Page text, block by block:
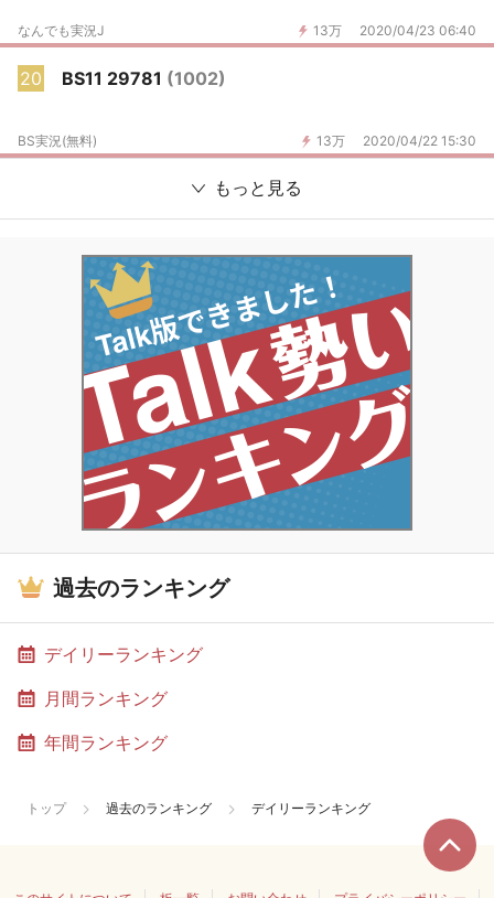
13万 2020/04/23 06:40
なんでも実況J
20 BS11 29781 (1002)
13万 2020/04/22 15:30
BS実況(無料)
もっと見る
過去のランキング
デイリーランキング
月間ランキング
年間ランキング
トップ 過去のランキング デイリーランキング